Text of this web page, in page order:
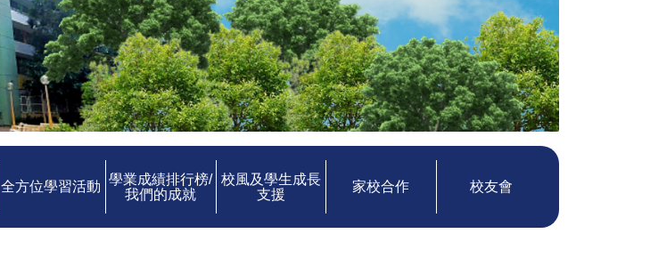
全方位學習活動
學業成績排行榜/
我們的成就
校風及學生成長
支援
家校合作 校友會